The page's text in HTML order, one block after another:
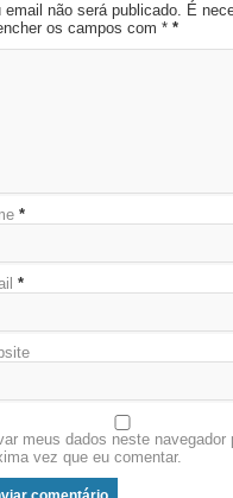
email não será publicado. É
os campos com * *
*
*
meus dados neste navegador
vez que eu comentar.